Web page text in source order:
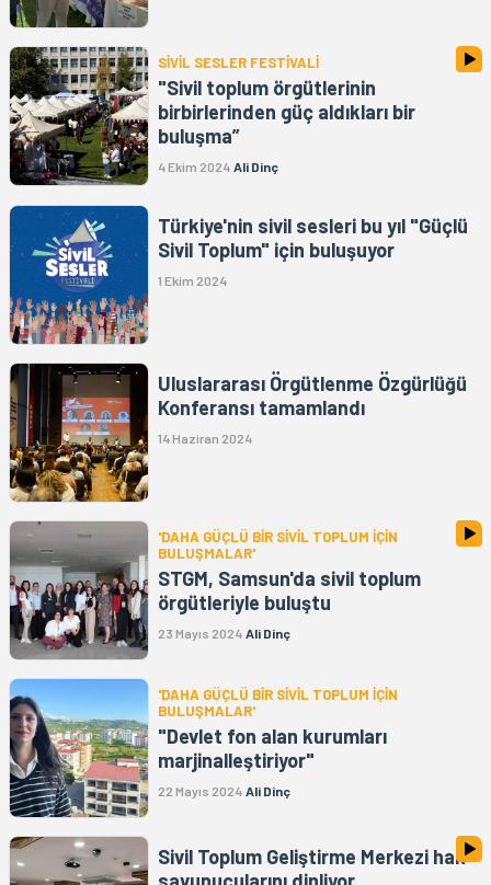
SİVİL SESLER FESTİVALİ
"Sivil toplum örgütlerinin
birbirlerinden güç aldıkları bir
buluşma”
4 Ekim 2024 Ali Dinç
Türkiye'nin sivil sesleri bu yıl "Güçlü
Sivil Toplum" için buluşuyor
1 Ekim 2024
Uluslararası Örgütlenme Özgürlüğü
Konferansı tamamlandı
14 Haziran 2024
'DAHA GÜÇLÜ BİR SİVİL TOPLUM İÇİN
BULUŞMALAR'
STGM, Samsun'da sivil toplum
örgütleriyle buluştu
23 Mayıs 2024 Ali Dinç
'DAHA GÜÇLÜ BİR SİVİL TOPLUM İÇİN
BULUŞMALAR'
"Devlet fon alan kurumları
marjinalleştiriyor"
22 Mayıs 2024 Ali Dinç
Sivil Toplum Geliştirme Merkezi hak